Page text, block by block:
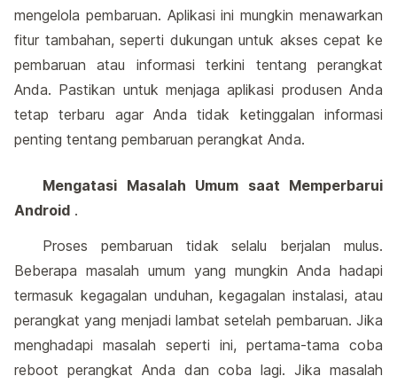
mengelola pembaruan. Aplikasi ini mungkin menawarkan
fitur tambahan, seperti dukungan untuk akses cepat ke
pembaruan atau informasi terkini tentang perangkat
Anda. Pastikan untuk menjaga aplikasi produsen Anda
tetap terbaru agar Anda tidak ketinggalan informasi
penting tentang pembaruan perangkat Anda.
Mengatasi Masalah Umum saat Memperbarui
Android .
Proses pembaruan tidak selalu berjalan mulus.
Beberapa masalah umum yang mungkin Anda hadapi
termasuk kegagalan unduhan, kegagalan instalasi, atau
perangkat yang menjadi lambat setelah pembaruan. Jika
menghadapi masalah seperti ini, pertama-tama coba
reboot perangkat Anda dan coba lagi. Jika masalah